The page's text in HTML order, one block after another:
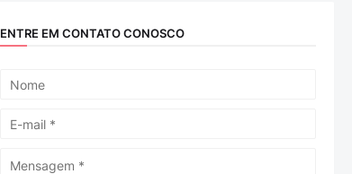
ENTRE EM CONTATO CONOSCO